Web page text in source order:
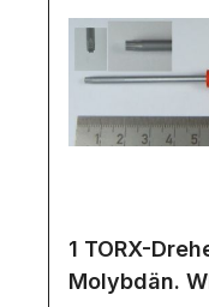
1 TORX-
Molybdän.